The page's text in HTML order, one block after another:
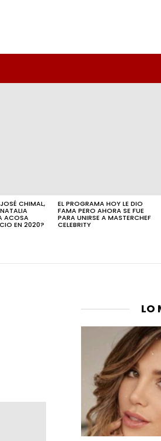
CHIMAL,
ACOSA
EN 2020?
EL PROGRAMA HOY LE DIO
FAMA PERO AHORA SE FUE
PARA UNIRSE A MASTERCHEF
CELEBRITY
LO